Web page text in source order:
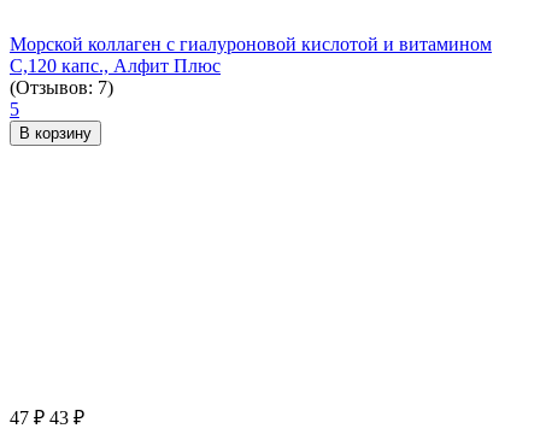
Морской коллаген с гиалуроновой кислотой и витамином
С,120 капс., Алфит Плюс
(Отзывов: 7)
5
В корзину
47 ₽ 43 ₽